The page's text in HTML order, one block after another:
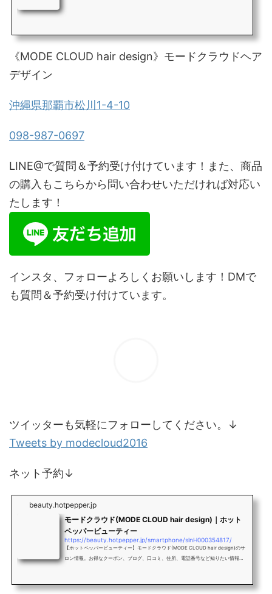
《MODE CLOUD hair design》モードクラウドヘア
デザイン
沖縄県那覇市松川1-4-10
098-987-0697
LINE@で質問＆予約受け付けています！また、商品
の購入もこちらから問い合わせいただければ対応い
たします！
インスタ、フォローよろしくお願いします！DMで
も質問＆予約受け付けています。
ツイッターも気軽にフォローしてください。↓
Tweets by modecloud2016
ネット予約↓
beauty.hotpepper.jp
モードクラウド(MODE CLOUD hair design)｜ホット
ペッパービューティー
https://beauty.hotpepper.jp/smartphone/slnH000354817/
【ホットペッパービューティー】モードクラウド(MODE CLOUD hair design)のサ
ロン情報。お得なクーポン、ブログ、口コミ、住所、電話番号など知りたい情報満